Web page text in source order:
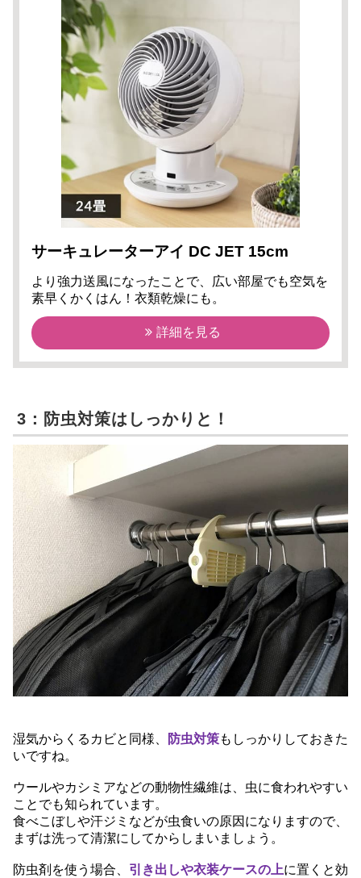
サーキュレーターアイ DC JET 15cm
より強力送風になったことで、広い部屋でも空気を
素早くかくはん！衣類乾燥にも。
詳細を見る
3：防虫対策はしっかりと！
湿気からくるカビと同様、 防虫対策もしっかりしておきた
いですね。
ウールやカシミアなどの動物性繊維は、虫に食われやすい
ことでも知られています。
食べこぼしや汗ジミなどが虫食いの原因になりますので、
まずは洗って清潔にしてからしまいましょう。
防虫剤を使う場合、 引き出しや衣装ケースの上に置くと効